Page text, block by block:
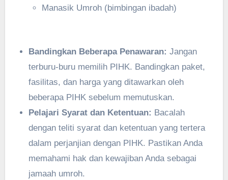
Manasik Umroh (bimbingan ibadah)
Bandingkan Beberapa Penawaran: Jangan
terburu-buru memilih PIHK. Bandingkan paket,
fasilitas, dan harga yang ditawarkan oleh
beberapa PIHK sebelum memutuskan.
Pelajari Syarat dan Ketentuan: Bacalah
dengan teliti syarat dan ketentuan yang tertera
dalam perjanjian dengan PIHK. Pastikan Anda
memahami hak dan kewajiban Anda sebagai
jamaah umroh.